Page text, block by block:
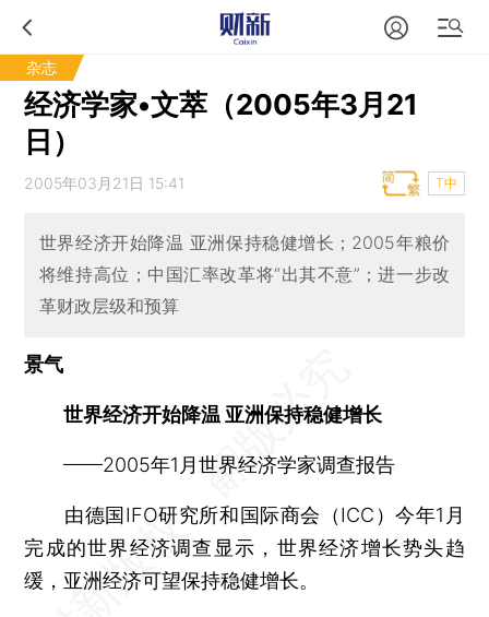
杂志
经济学家•文萃（2005年3月21
日）
2005年03月21日 15:41 T中
世界经济开始降温 亚洲保持稳健增长；2005年粮价
将维持高位；中国汇率改革将“出其不意”；进一步改
革财政层级和预算
景气
世界经济开始降温 亚洲保持稳健增长
——2005年1月世界经济学家调查报告
由德国IFO研究所和国际商会（ICC）今年1月
完成的世界经济调查显示，世界经济增长势头趋
缓，亚洲经济可望保持稳健增长。